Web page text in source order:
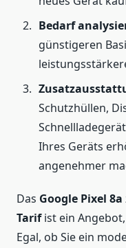
Bedarf
günstigeren
Schutzhüllen,
Ihres Geräts
angenehmer
Das Google Pixel 8a
Tarifist ein
Egal, ob Sie ein